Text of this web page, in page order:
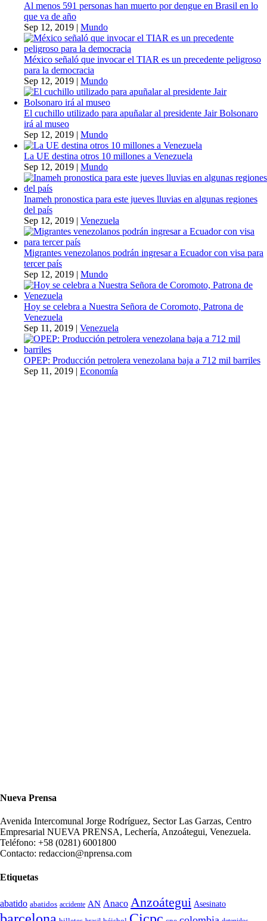
Al menos 591 personas han muerto por dengue en Brasil en lo
que va de año
Sep 12, 2019 | Mundo
México señaló que invocar el TIAR es un precedente peligroso
para la democracia
Sep 12, 2019 | Mundo
El cuchillo utilizado para apuñalar al presidente Jair Bolsonaro
irá al museo
Sep 12, 2019 | Mundo
La UE destina otros 10 millones a Venezuela
Sep 12, 2019 | Mundo
Inameh pronostica para este jueves lluvias en algunas regiones
del país
Sep 12, 2019 | Venezuela
Migrantes venezolanos podrán ingresar a Ecuador con visa para
tercer país
Sep 12, 2019 | Mundo
Hoy se celebra a Nuestra Señora de Coromoto, Patrona de
Venezuela
Sep 11, 2019 | Venezuela
OPEP: Producción petrolera venezolana baja a 712 mil barriles
Sep 11, 2019 | Economía
Nueva Prensa
Avenida Intercomunal Jorge Rodríguez, Sector Las Garzas, Centro
Empresarial NUEVA PRENSA, Lechería, Anzoátegui, Venezuela.
Teléfono: +58 (0281) 6001800
Contacto: redaccion@nprensa.com
Etiquetas
abatido abatidos accidente AN Anaco Anzoátegui Asesinato